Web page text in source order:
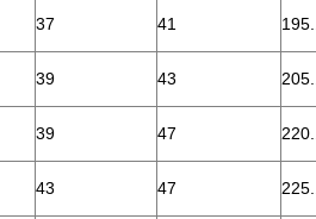
37 41
39 43
39 47
43 47